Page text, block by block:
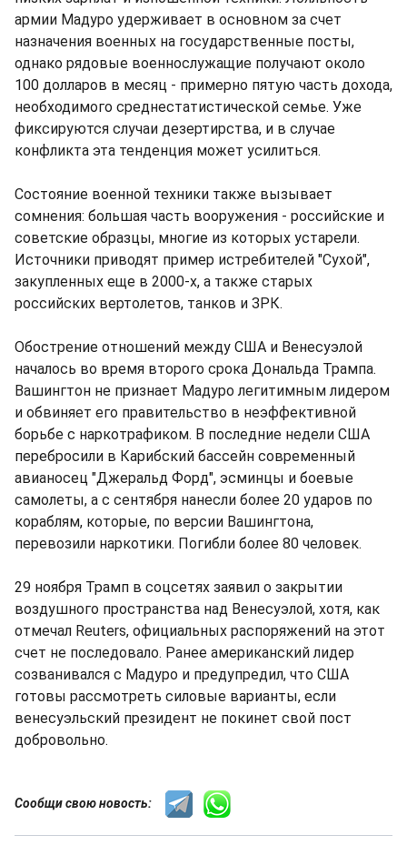
армии Мадуро удерживает в основном за счет
назначения военных на государственные посты,
однако рядовые военнослужащие получают около
100 долларов в месяц - примерно пятую часть дохода,
необходимого среднестатистической семье. Уже
фиксируются случаи дезертирства, и в случае
конфликта эта тенденция может усилиться.
Состояние военной техники также вызывает
сомнения: большая часть вооружения - российские и
советские образцы, многие из которых устарели.
Источники приводят пример истребителей "Сухой",
закупленных еще в 2000-х, а также старых
российских вертолетов, танков и ЗРК.
Обострение отношений между США и Венесуэлой
началось во время второго срока Дональда Трампа.
Вашингтон не признает Мадуро легитимным лидером
и обвиняет его правительство в неэффективной
борьбе с наркотрафиком. В последние недели США
перебросили в Карибский бассейн современный
авианосец "Джеральд Форд", эсминцы и боевые
самолеты, а с сентября нанесли более 20 ударов по
кораблям, которые, по версии Вашингтона,
перевозили наркотики. Погибли более 80 человек.
29 ноября Трамп в соцсетях заявил о закрытии
воздушного пространства над Венесуэлой, хотя, как
отмечал Reuters, официальных распоряжений на этот
счет не последовало. Ранее американский лидер
созванивался с Мадуро и предупредил, что США
готовы рассмотреть силовые варианты, если
венесуэльский президент не покинет свой пост
добровольно.
Сообщи свою новость: